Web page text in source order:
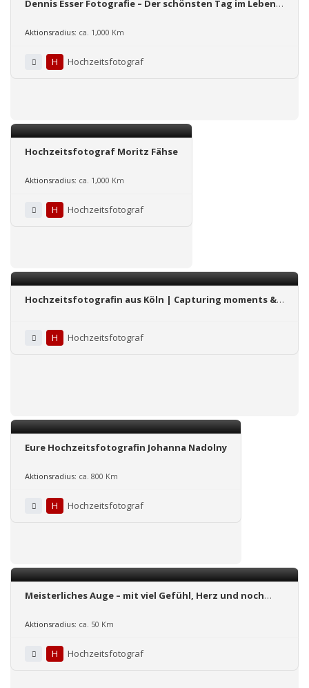
Dennis Esser Fotografie – Der schönsten Tag im Leben
Aktionsradius: ca. 1,000 Km
H Hochzeitsfotograf
Hochzeitsfotograf Moritz Fähse
Aktionsradius: ca. 1,000 Km
H Hochzeitsfotograf
Hochzeitsfotografin aus Köln | Capturing moments &
H
Hochzeitsfotograf
Eure Hochzeitsfotografin Johanna Nadolny
Aktionsradius: ca. 800 Km
H Hochzeitsfotograf
Meisterliches Auge – mit viel Gefühl, Herz und noch
Aktionsradius: ca. 50 Km
H Hochzeitsfotograf